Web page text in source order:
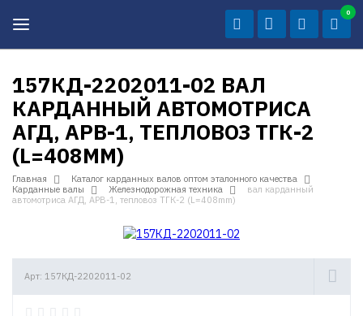
0
157КД-2202011-02 ВАЛ
КАРДАННЫЙ АВТОМОТРИСА
АГД, АРВ-1, ТЕПЛОВОЗ ТГК-2
(L=408MM)
Главная
Каталог карданных валов оптом эталонного качества
Карданные валы
Железнодорожная техника
вал карданный
автомотриса АГД, АРВ-1, тепловоз ТГК-2 (L=408mm)
Арт: 157КД-2202011-02